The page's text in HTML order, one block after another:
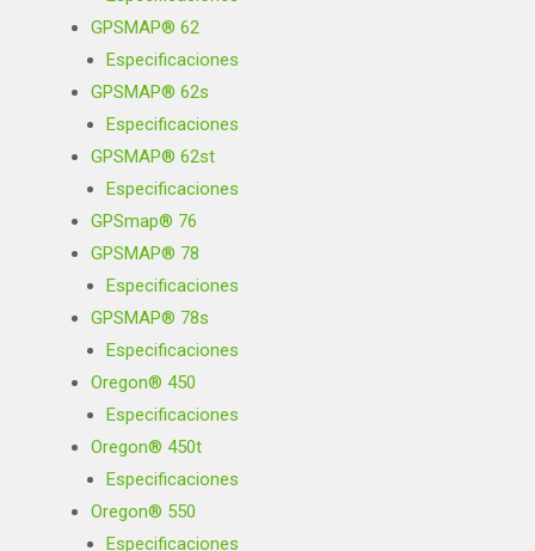
GPSMAP® 62
Especificaciones
GPSMAP® 62s
Especificaciones
GPSMAP® 62st
Especificaciones
GPSmap® 76
GPSMAP® 78
Especificaciones
GPSMAP® 78s
Especificaciones
Oregon® 450
Especificaciones
Oregon® 450t
Especificaciones
Oregon® 550
Especificaciones